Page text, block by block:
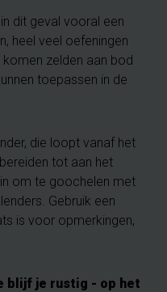
dit geval vooral een
heel veel oefeningen
zelden aan bod
toepassen in de
die loopt vanaf het
tot aan het
om te goochelen met
Gebruik een
is voor opmerkingen,
blijf je rustig - op het